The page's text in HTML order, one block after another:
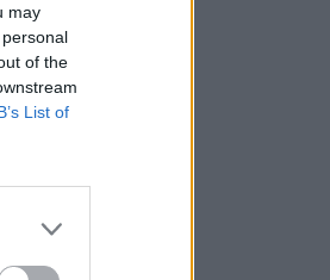
may
of the
List of